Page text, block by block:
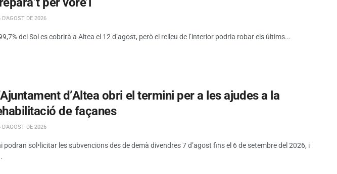
DE 2026
del Sol es cobrirà a Altea el 12 d’agost, però el relleu de l’interior podria robar els últims...
d’Altea obri el termini per a les ajudes a la
de façanes
DE 2026
podran sol•licitar les subvencions des de demà divendres 7 d’agost fins el 6 de setembre del 2026, i